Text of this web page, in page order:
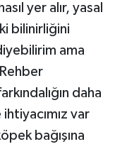
yer alır, yasal
bilinirliğini
ama
daha
var
bağışına